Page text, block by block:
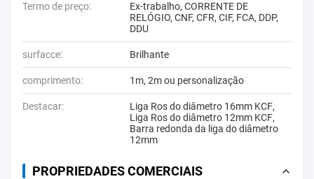
Termo de preço:
Ex-trabalho, CORRENTE DE
RELÓGIO, CNF, CFR, CIF, FCA, DDP,
DDU
surfacce: Brilhante
comprimento: 1m, 2m ou personalização
Destacar: Liga Ros do diâmetro 16mm KCF,
Liga Ros do diâmetro 12mm KCF,
Barra redonda da liga do diâmetro
12mm
PROPRIEDADES COMERCIAIS